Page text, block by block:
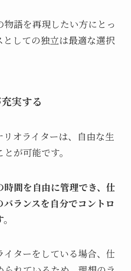
物語を再現したい方にとっ
しての独立は最適な選択
実する
オライターは、自由な生
が可能です。
時間を自由に管理でき、仕
ランスを自分でコントロ
イターをしている場合、仕